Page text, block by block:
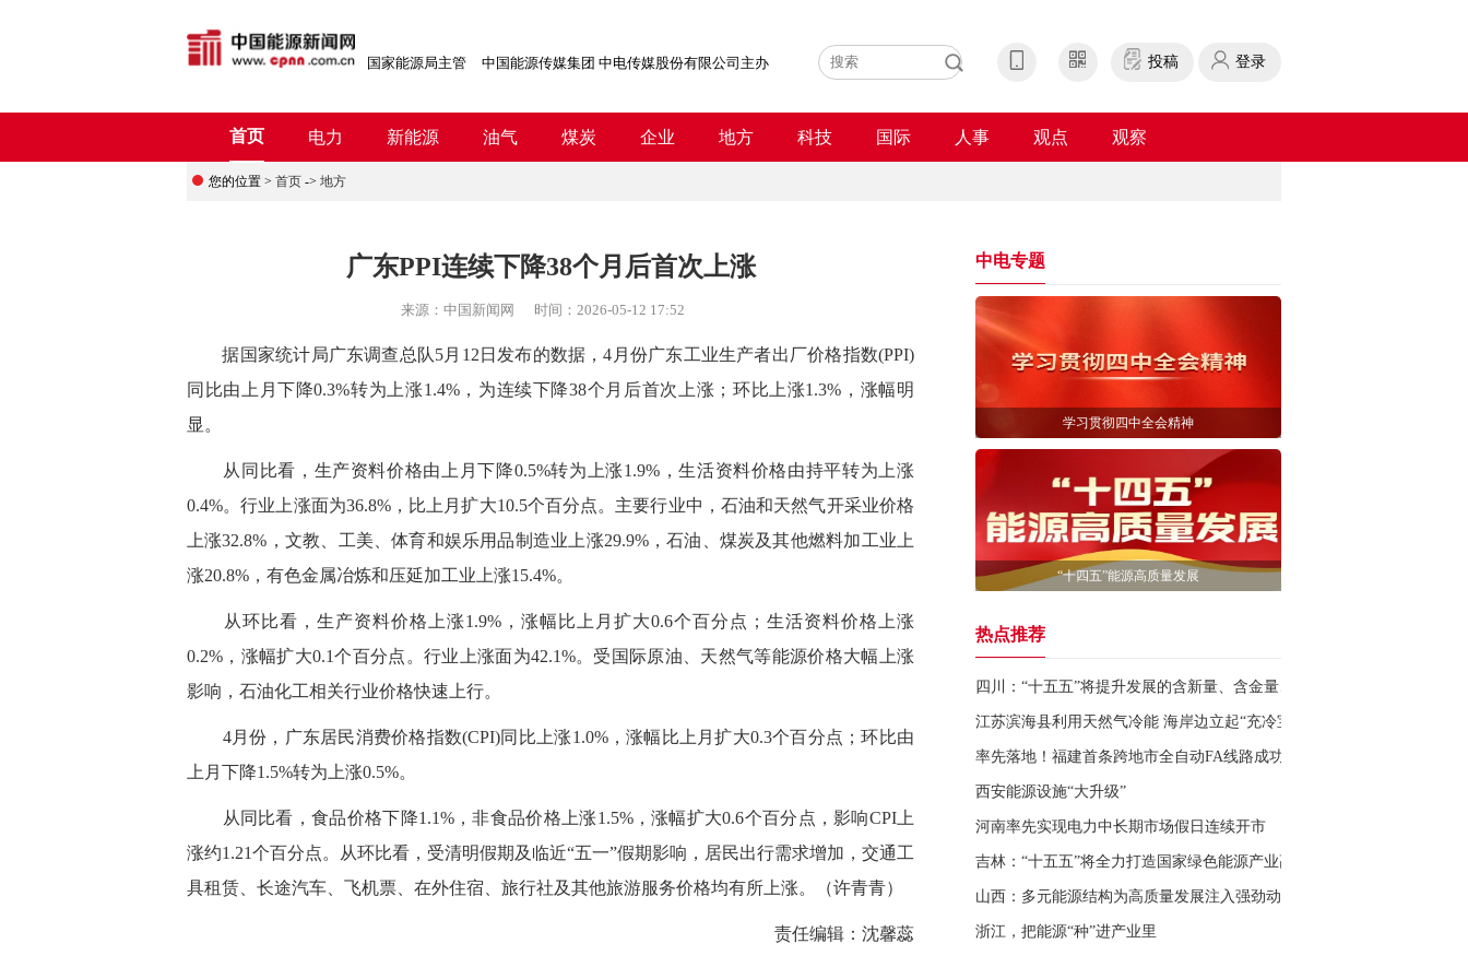
国家能源局主管 中国能源传媒集团 中电传媒股份有限公司主办 投稿 登录
首页 电力 新能源 油气 煤炭 企业 地方 科技 国际 人事 观点 观察
您的位置 > 首页 -> 地方
广东PPI连续下降38个月后首次上涨
来源： 中国新闻网 时间： 2026-05-12 17:52
据国家统计局广东调查总队5月12日发布的数据，4月份广东工业生产者出厂价格指数(PPI)
同比由上月下降0.3%转为上涨1.4%，为连续下降38个月后首次上涨；环比上涨1.3%，涨幅明
显。
从同比看，生产资料价格由上月下降0.5%转为上涨1.9%，生活资料价格由持平转为上涨
0.4%。行业上涨面为36.8%，比上月扩大10.5个百分点。主要行业中，石油和天然气开采业价格
上涨32.8%，文教、工美、体育和娱乐用品制造业上涨29.9%，石油、煤炭及其他燃料加工业上
涨20.8%，有色金属冶炼和压延加工业上涨15.4%。
从环比看，生产资料价格上涨1.9%，涨幅比上月扩大0.6个百分点；生活资料价格上涨
0.2%，涨幅扩大0.1个百分点。行业上涨面为42.1%。受国际原油、天然气等能源价格大幅上涨
影响，石油化工相关行业价格快速上行。
4月份，广东居民消费价格指数(CPI)同比上涨1.0%，涨幅比上月扩大0.3个百分点；环比由
上月下降1.5%转为上涨0.5%。
从同比看，食品价格下降1.1%，非食品价格上涨1.5%，涨幅扩大0.6个百分点，影响CPI上
涨约1.21个百分点。从环比看，受清明假期及临近“五一”假期影响，居民出行需求增加，交通工
具租赁、长途汽车、飞机票、在外住宿、旅行社及其他旅游服务价格均有所上涨。（许青青）
责任编辑：沈馨蕊
中电专题
学习贯彻四中全会精神
“十四五”能源高质量发展
热点推荐
四川：“十五五”将提升发展的含新量、含金量、含绿量
江苏滨海县利用天然气冷能 海岸边立起“充冷宝”
率先落地！福建首条跨地市全自动FA线路成功投运
西安能源设施“大升级”
河南率先实现电力中长期市场假日连续开市
吉林：“十五五”将全力打造国家绿色能源产业高地
山西：多元能源结构为高质量发展注入强劲动力
浙江，把能源“种”进产业里